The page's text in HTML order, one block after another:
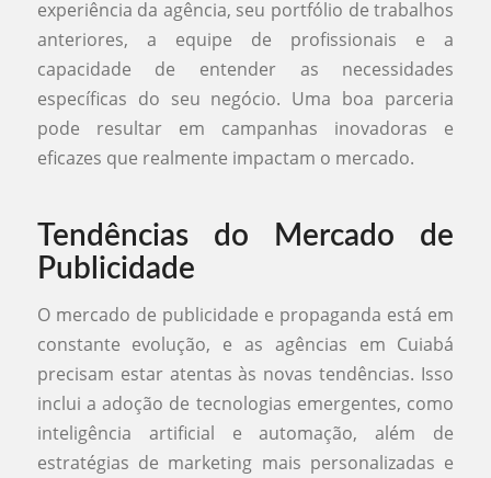
experiência da agência, seu portfólio de trabalhos
anteriores, a equipe de profissionais e a
capacidade de entender as necessidades
específicas do seu negócio. Uma boa parceria
pode resultar em campanhas inovadoras e
eficazes que realmente impactam o mercado.
Tendências do Mercado de
Publicidade
O mercado de publicidade e propaganda está em
constante evolução, e as agências em Cuiabá
precisam estar atentas às novas tendências. Isso
inclui a adoção de tecnologias emergentes, como
inteligência artificial e automação, além de
estratégias de marketing mais personalizadas e